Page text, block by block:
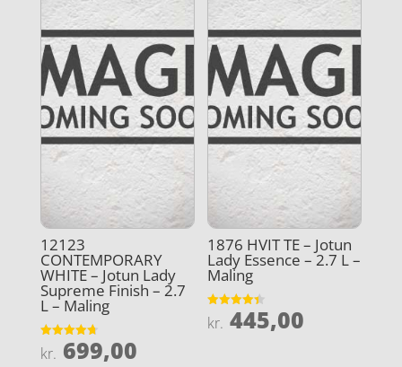
12123
CONTEMPORARY
WHITE – Jotun Lady
Supreme Finish – 2.7
L – Maling
Vurderet
4.7
kr. 699,00
1876 HVIT TE – Jotun
Lady Essence – 2.7 L –
Maling
Vurderet
4.4
kr. 445,00